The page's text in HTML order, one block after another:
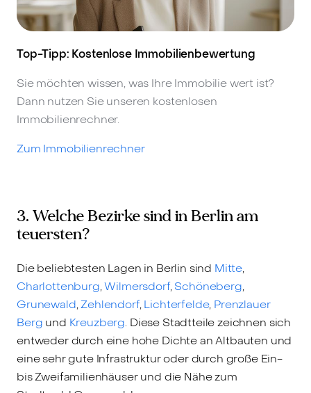
Top-Tipp: Kostenlose Immobilienbewertung
Sie möchten wissen, was Ihre Immobilie wert ist?
Dann nutzen Sie unseren kostenlosen
Immobilienrechner.
Zum Immobilienrechner
3. Welche Bezirke sind in Berlin am
teuersten?
Die beliebtesten Lagen in Berlin sind Mitte,
Charlottenburg,Wilmersdorf,Schöneberg,
Grunewald,Zehlendorf,Lichterfelde, Prenzlauer
Berg und Kreuzberg. Diese Stadtteile zeichnen sich
entweder durch eine hohe Dichte an Altbauten und
eine sehr gute Infrastruktur oder durch große Ein-
bis Zweifamilienhäuser und die Nähe zum